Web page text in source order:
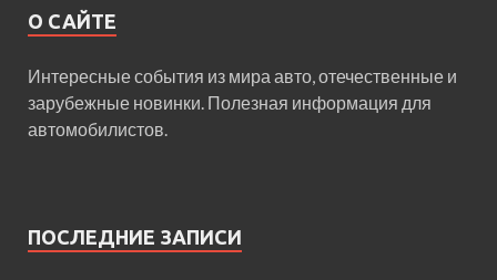
О САЙТЕ
Интересные события из мира авто, отечественные и
зарубежные новинки. Полезная информация для
автомобилистов.
ПОСЛЕДНИЕ ЗАПИСИ